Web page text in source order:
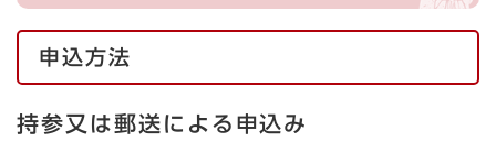
申込方法
持参又は郵送による申込み